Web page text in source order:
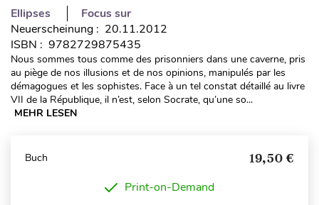
Ellipses
Focus sur
Neuerscheinung : 20.11.2012
ISBN : 9782729875435
Nous sommes tous comme des prisonniers dans une caverne, pris
au piège de nos illusions et de nos opinions, manipulés par les
démagogues et les sophistes. Face à un tel constat détaillé au livre
VII de la République, il n’est, selon Socrate, qu’une so...
MEHR LESEN
Buch 19,50 €
Print-on-Demand